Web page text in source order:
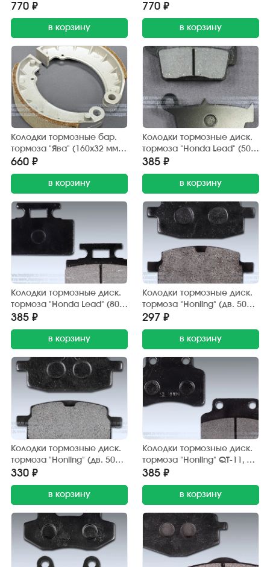
(190х30 мм.) Китай (2 шт.)
770 ₽
в корзину
(190х30 мм.) Китай (2 шт.)
770 ₽
в корзину
Колодки тормозные бар.
тормоза "Ява" (160х32 мм.)
передние (2 шт.) Китай
660 ₽
в корзину
Колодки тормозные диск.
тормоза "Honda Lead" (50,
90 см3) Китай
385 ₽
в корзину
Колодки тормозные диск.
тормоза "Honda Lead" (80
см3) Китай (2 шт.) до 1990
г/в
385 ₽
в корзину
Колодки тормозные диск.
тормоза "Honling" (дв. 50
см3), "Yamaha Jog" (2 шт.)
JP
297 ₽
в корзину
Колодки тормозные диск.
тормоза "Honling" (дв. 50
см3), "Yamaha Jog" (2 шт.)
Китай
330 ₽
в корзину
Колодки тормозные диск.
тормоза "Honling" QT-11, 13
(дв. 50-125 см3) Китай (2
шт.)
385 ₽
в корзину